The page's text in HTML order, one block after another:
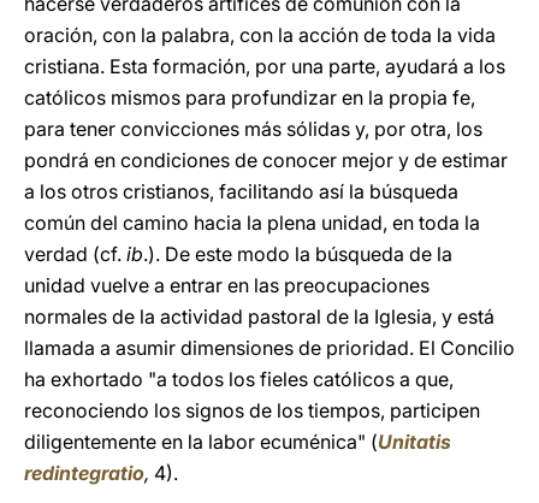
oración, con la palabra, con la acción de toda la vida
cristiana. Esta formación, por una parte, ayudará a los
católicos mismos para profundizar en la propia fe,
para tener convicciones más sólidas y, por otra, los
pondrá en condiciones de conocer mejor y de estimar
a los otros cristianos, facilitando así la búsqueda
común del camino hacia la plena unidad, en toda la
verdad (cf. ib.). De este modo la búsqueda de la
unidad vuelve a entrar en las preocupaciones
normales de la actividad pastoral de la Iglesia, y está
llamada a asumir dimensiones de prioridad. El Concilio
ha exhortado "a todos los fieles católicos a que,
reconociendo los signos de los tiempos, participen
diligentemente en la labor ecuménica" (Unitatis
redintegratio, 4).